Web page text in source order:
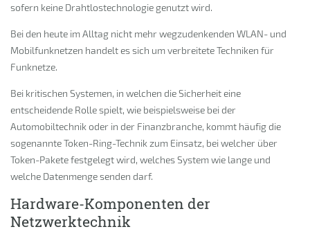
sofern keine Drahtlostechnologie genutzt wird.
Bei den heute im Alltag nicht mehr wegzudenkenden WLAN- und
Mobilfunknetzen handelt es sich um verbreitete Techniken für
Funknetze.
Bei kritischen Systemen, in welchen die Sicherheit eine
entscheidende Rolle spielt, wie beispielsweise bei der
Automobiltechnik oder in der Finanzbranche, kommt häufig die
sogenannte Token-Ring-Technik zum Einsatz, bei welcher über
Token-Pakete festgelegt wird, welches System wie lange und
welche Datenmenge senden darf.
Hardware-Komponenten der
Netzwerktechnik